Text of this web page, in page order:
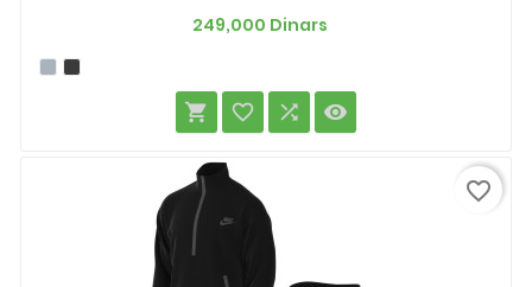
249,000 Dinars
   
favorite_border